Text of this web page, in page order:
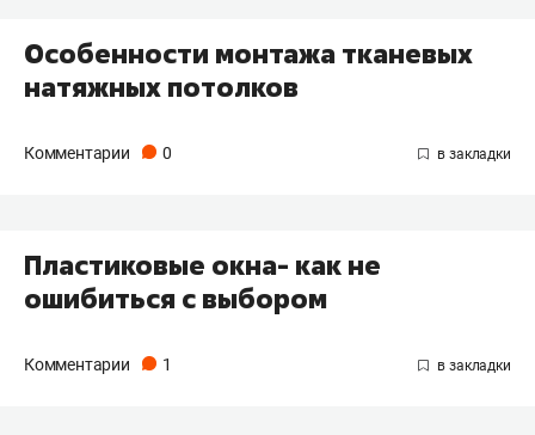
Особенности монтажа тканевых
натяжных потолков
Комментарии 0
Пластиковые окна- как не
ошибиться с выбором
Комментарии 1